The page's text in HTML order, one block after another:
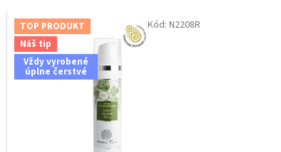
TOP PRODUKT
Náš tip
Vždy vyrobené
úplne čerstvé
Kód: N2208R